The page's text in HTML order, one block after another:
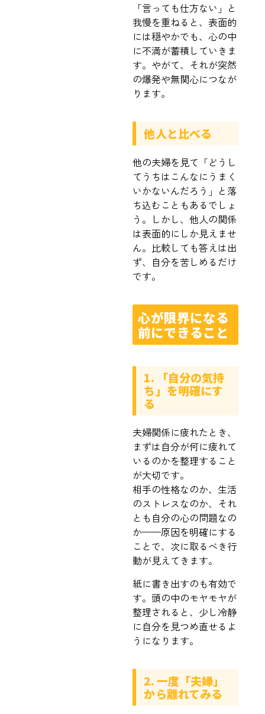
「言っても仕方ない」と
我慢を重ねると、表面的
には穏やかでも、心の中
に不満が蓄積していきま
す。やがて、それが突然
の爆発や無関心につなが
ります。
他人と比べる
他の夫婦を見て「どうし
てうちはこんなにうまく
いかないんだろう」と落
ち込むこともあるでしょ
う。しかし、他人の関係
は表面的にしか見えませ
ん。比較しても答えは出
ず、自分を苦しめるだけ
です。
心が限界になる
前にできること
1. 「自分の気持
ち」を明確にす
る
夫婦関係に疲れたとき、
まずは自分が何に疲れて
いるのかを整理すること
が大切です。
相手の性格なのか、生活
のストレスなのか、それ
とも自分の心の問題なの
か——原因を明確にする
ことで、次に取るべき行
動が見えてきます。
紙に書き出すのも有効で
す。頭の中のモヤモヤが
整理されると、少し冷静
に自分を見つめ直せるよ
うになります。
2. 一度「夫婦」
から離れてみる